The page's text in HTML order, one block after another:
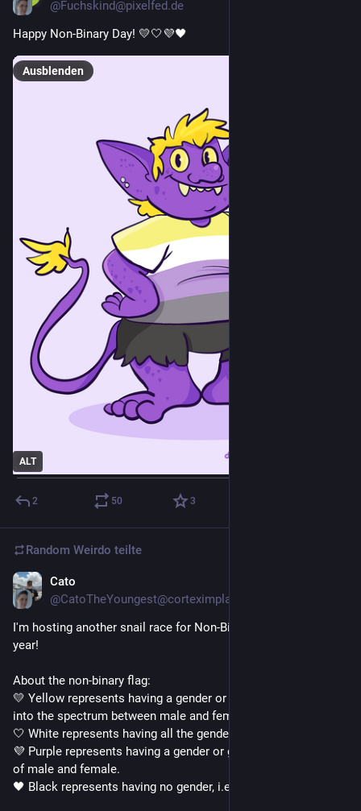
@Fuchskind@pixelfed.de
Happy Non-Binary Day! 💛🤍💜🖤
ALT
Ausblenden
2 50 3
Random Weirdo teilte
Cato
@CatoTheYoungest@corteximplant.com
I'm hosting another snail race for Non-Binary People's Day this
year!
About the non-binary flag:
💛 Yellow represents having a gender or genders that do not fit
into the spectrum between male and female.
🤍 White represents having all the genders or many genders.
💜 Purple represents having a gender or genders that are a mix
of male and female.
🖤 Black represents having no gender, i.e., being agender.